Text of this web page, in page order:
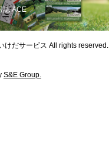
誌 ACE
けだサービス All rights reserved.
S&E Group.